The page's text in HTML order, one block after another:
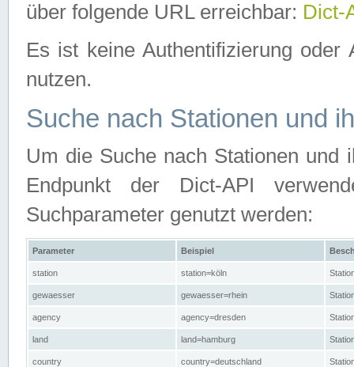
über folgende URL erreichbar: Dict-
Es ist keine Authentifizierung
nutzen.
Suche nach Stationen und
Um die Suche nach Stationen und
Endpunkt der Dict-API
Suchparameter genutzt werden:
Parameter Beispiel
station station=köln
gewaesser gewaesser=rhein
agency agency=dresden
land land=hamburg
country country=deutschland